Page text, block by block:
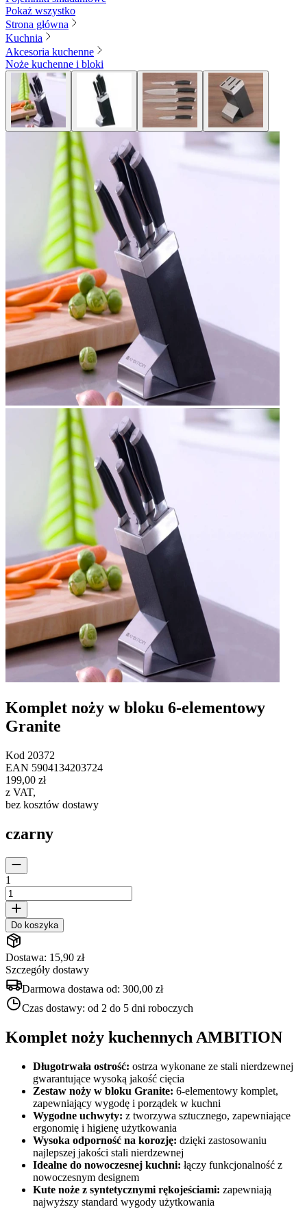
Pokaż wszystko
Strona główna
Kuchnia
Akcesoria kuchenne
Noże kuchenne i bloki
Komplet noży w bloku 6-elementowy
Granite
Kod 20372
EAN 5904134203724
199,00 zł
z VAT,
bez kosztów dostawy
czarny
1
Do koszyka
Dostawa: 15,90 zł
Szczegóły dostawy
Darmowa dostawa od: 300,00 zł
Czas dostawy: od 2 do 5 dni roboczych
Komplet noży kuchennych AMBITION
Długotrwała ostrość: ostrza wykonane ze stali nierdzewnej
gwarantujące wysoką jakość cięcia
Zestaw noży w bloku Granite: 6-elementowy komplet,
zapewniający wygodę i porządek w kuchni
Wygodne uchwyty: z tworzywa sztucznego, zapewniające
ergonomię i higienę użytkowania
Wysoka odporność na korozję: dzięki zastosowaniu
najlepszej jakości stali nierdzewnej
Idealne do nowoczesnej kuchni: łączy funkcjonalność z
nowoczesnym designem
Kute noże z syntetycznymi rękojeściami: zapewniają
najwyższy standard wygody użytkowania